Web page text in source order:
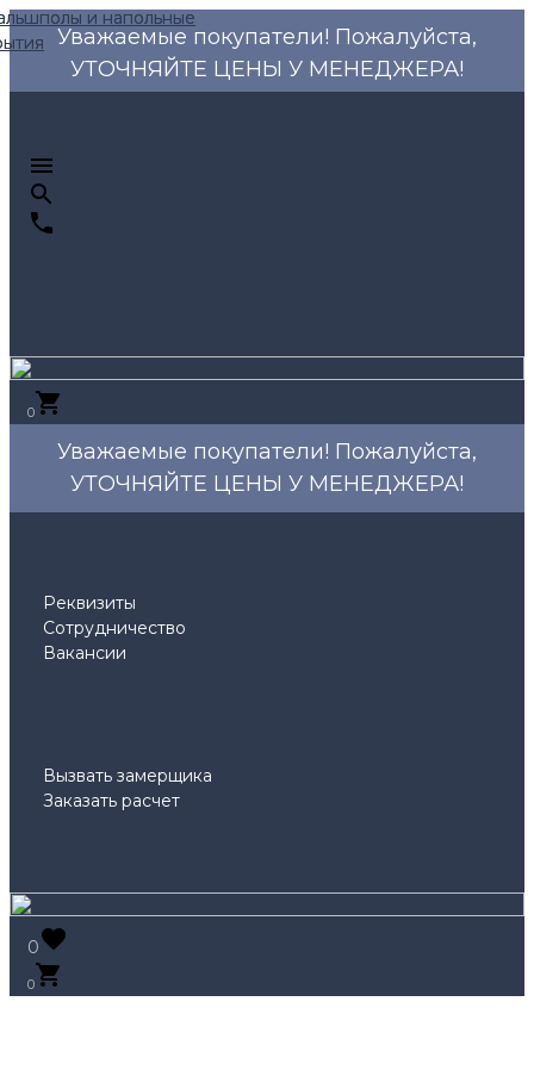
Уважаемые покупатели! Пожалуйста,
УТОЧНЯЙТЕ ЦЕНЫ У МЕНЕДЖЕРА!
0
Уважаемые покупатели! Пожалуйста,
УТОЧНЯЙТЕ ЦЕНЫ У МЕНЕДЖЕРА!
Реквизиты
Сотрудничество
Вакансии
Вызвать замерщика
Заказать расчет
0
0